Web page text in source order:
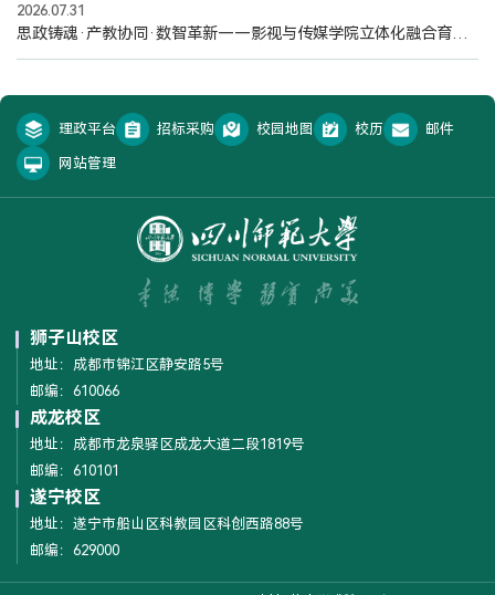
2026.07.31
思政铸魂·产教协同·数智革新——影视与传媒学院立体化融合育人建设纪实
理政平台 招标采购 校园地图 校历 邮件
网站管理
狮子山校区
地址：成都市锦江区静安路5号
邮编：610066
成龙校区
地址：成都市龙泉驿区成龙大道二段1819号
邮编：610101
遂宁校区
地址：遂宁市船山区科教园区科创西路88号
邮编：629000